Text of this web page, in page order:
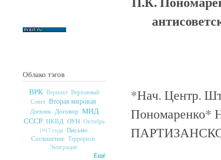
Облако тэгов
ВРК Вермахт Верховный
Совет Вторая мировая
Дневник Договор МИД
СССР НКВД ОУН Октябрь
1917 года Письмо
Соглашение Терроризм
Эмиграция
Ещё
*Нач. Центр.